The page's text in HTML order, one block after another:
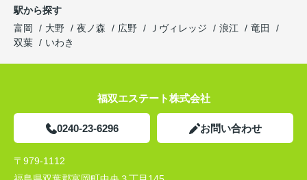
駅から探す
富岡
大野 夜ノ森 広野 Ｊヴィレッジ 浪江
竜田
双葉
いわき
福双エステート株式会社
0240-23-6296 お問い合わせ
〒979-1112